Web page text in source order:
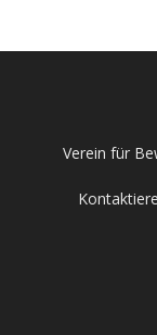
Verein für